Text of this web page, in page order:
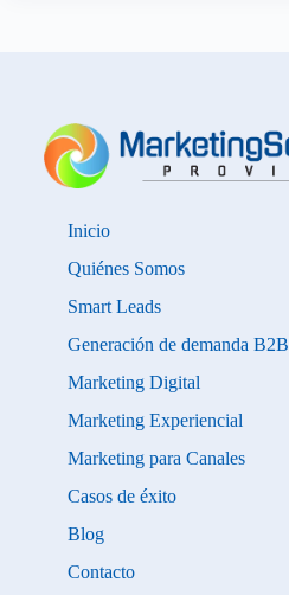
Inicio
Quiénes Somos
Smart Leads
Generación de demanda B2B
Marketing Digital
Marketing Experiencial
Marketing para Canales
Casos de éxito
Blog
Contacto